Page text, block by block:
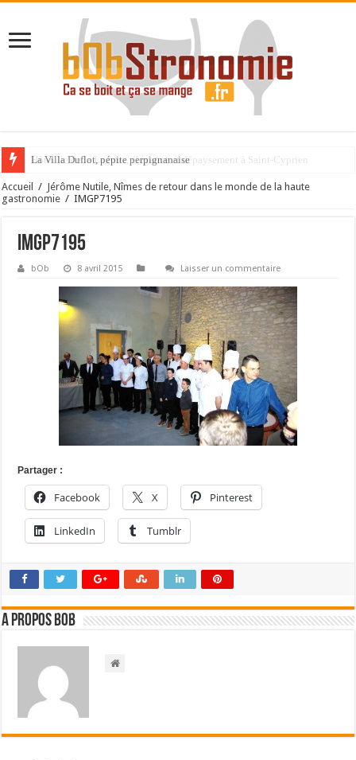
La Villa Duflot, pépite perpignanaise
Accueil / Jérôme Nutile, Nîmes de retour dans le monde de la haute
gastronomie / IMGP7195
IMGP7195
bOb 8 avril 2015 Laisser un commentaire
Partager :
Facebook X Pinterest
LinkedIn Tumblr
A propos bOb